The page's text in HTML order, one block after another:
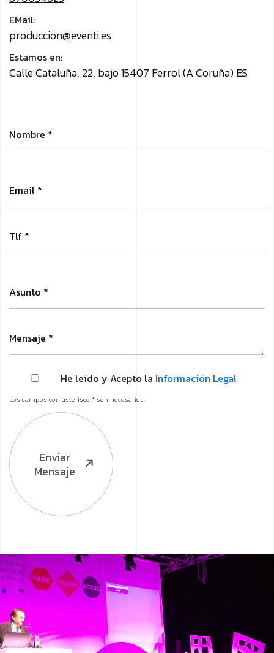
EMail:
produccion@eventi.es
Estamos en:
Calle Cataluña, 22, bajo15407 Ferrol (A Coruña) ES
He leído y Acepto la Información Legal
Los campos con asterisco * son necesarios.
Enviar
Mensaje